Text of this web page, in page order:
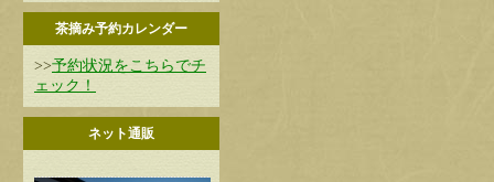
茶摘み予約カレンダー
>>予約状況をこちらでチ
ェック！
ネット通販